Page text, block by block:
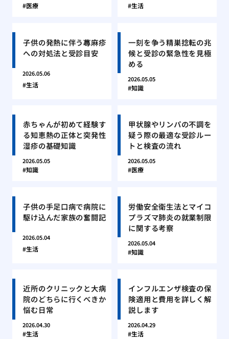
医療 生活
子供の発熱に伴う蕁麻疹
への対処法と受診目安
2026.05.06
生活
一刻を争う精巣捻転の兆
候と受診の緊急性を見極
める
2026.05.05
知識
赤ちゃんが初めて経験す
る知恵熱の正体と突発性
湿疹の基礎知識
2026.05.05
知識
甲状腺やリンパの不調を
疑う際の最適な受診ルー
トと検査の流れ
2026.05.05
医療
子供の手足口病で病院に
駆け込んだ家族の奮闘記
2026.05.04
生活
労働安全衛生法とマイコ
プラズマ肺炎の就業制限
に関する考察
2026.05.04
知識
近所のクリニックと大病
院のどちらに行くべきか
悩む日常
2026.04.30
生活
インフルエンザ検査の保
険適用と費用を詳しく解
説します
2026.04.29
生活